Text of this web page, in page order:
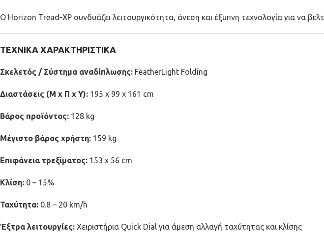
Ο Horizon Tread-XP συνδυάζει λειτουργικότητα, άνεση και έξυπνη τεχνολογία για να
ΤΕΧΝΙΚΑ ΧΑΡΑΚΤΗΡΙΣΤΙΚΑ
Σκελετός / Σύστημα αναδίπλωσης: FeatherLight Folding
Διαστάσεις (Μ x Π x Υ): 195 x 99 x 161 cm
Βάρος προϊόντος: 128 kg
Μέγιστο βάρος χρήστη: 159 kg
Επιφάνεια τρεξίματος: 153 x 56 cm
Κλίση: 0 – 15%
Ταχύτητα: 0.8 – 20 km/h
Έξτρα λειτουργίες: Χειριστήρια Quick Dial για άμεση αλλαγή ταχύτητας και κλίσης